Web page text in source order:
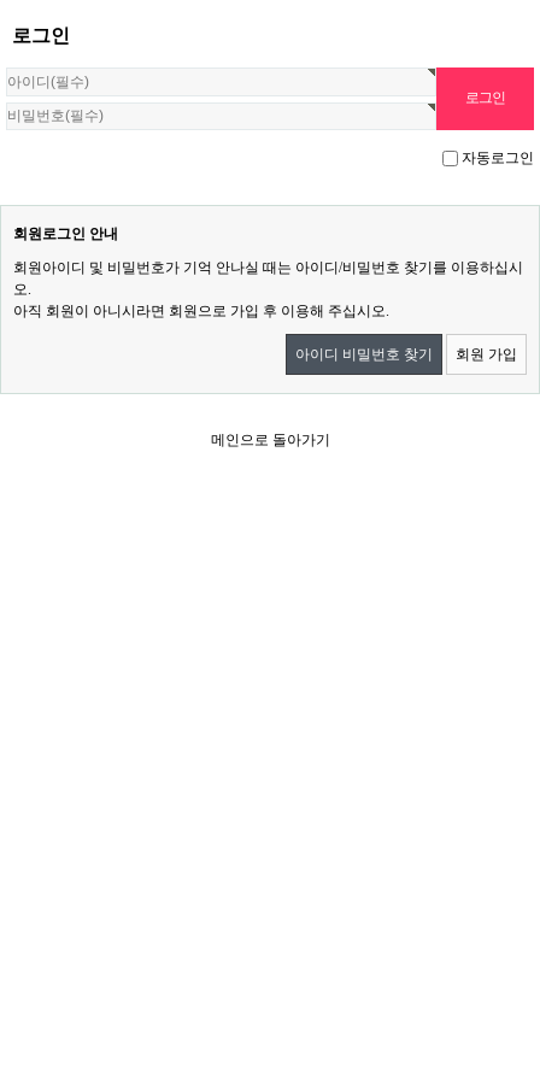
로그인
자동로그인
회원로그인 안내
회원아이디 및 비밀번호가 기억 안나실 때는 아이디/비밀번호 찾기를 이용하십시
오.
아직 회원이 아니시라면 회원으로 가입 후 이용해 주십시오.
아이디 비밀번호 찾기 회원 가입
메인으로 돌아가기